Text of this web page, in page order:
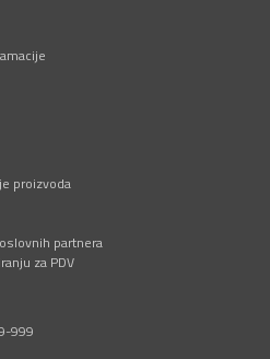
proizvoda
partnera
za PDV
999